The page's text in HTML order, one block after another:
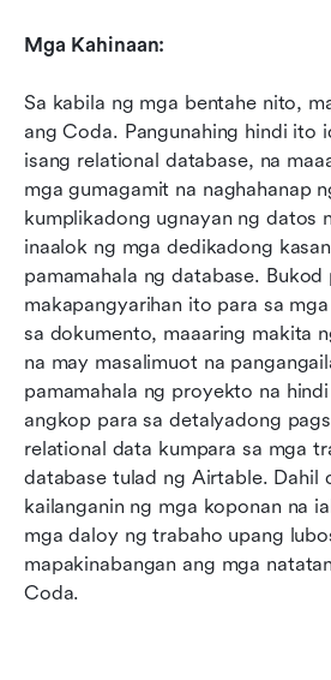
Mga Kahinaan:
Sa kabila ng mga bentahe nito,
ang Coda. Pangunahing hindi ito
isang relational database, na
mga gumagamit na naghahanap
kumplikadong ugnayan ng datos
inaalok ng mga dedikadong
pamamahala ng database. Bukod
makapangyarihan ito para sa
sa dokumento, maaaring makita
na may masalimuot na
pamamahala ng proyekto na
angkop para sa detalyadong
relational data kumpara sa mga
database tulad ng Airtable. Dahil
kailanganin ng mga koponan na
mga daloy ng trabaho upang
mapakinabangan ang mga
Coda.